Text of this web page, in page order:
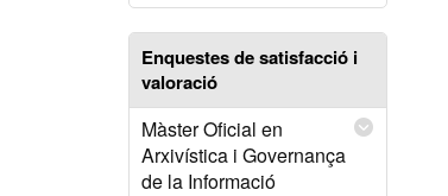
Enquestes de satisfacció i
valoració
Màster Oficial en
Arxivística i Governança
de la Informació